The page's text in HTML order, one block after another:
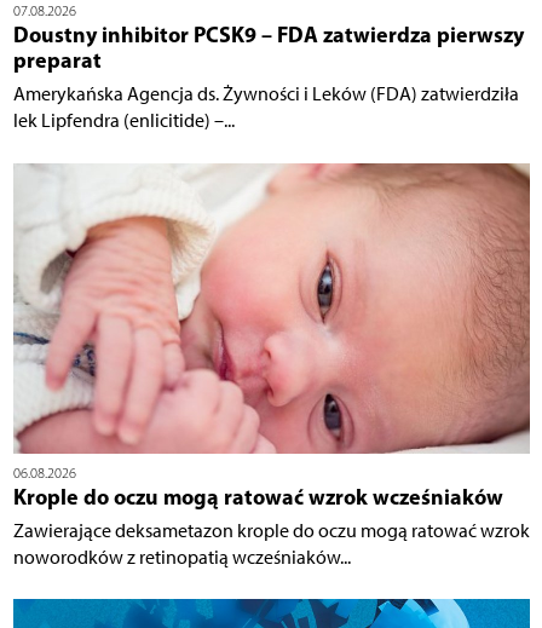
07.08.2026
Doustny inhibitor PCSK9 – FDA zatwierdza pierwszy
preparat
Amerykańska Agencja ds. Żywności i Leków (FDA) zatwierdziła
lek Lipfendra (enlicitide) –...
06.08.2026
Krople do oczu mogą ratować wzrok wcześniaków
Zawierające deksametazon krople do oczu mogą ratować wzrok
noworodków z retinopatią wcześniaków...